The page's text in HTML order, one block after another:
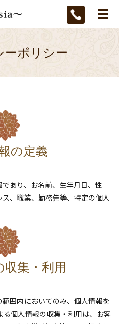
メ
ーポリシー
の定義
あり、お名前、生年月日、性
、職業、勤務先等、特定の個人
収集・利用
囲内においてのみ、個人情報を
る個人情報の収集・利用は、お客